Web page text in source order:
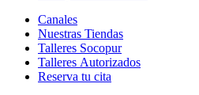
Canales
Nuestras Tiendas
Talleres Socopur
Talleres Autorizados
Reserva tu cita